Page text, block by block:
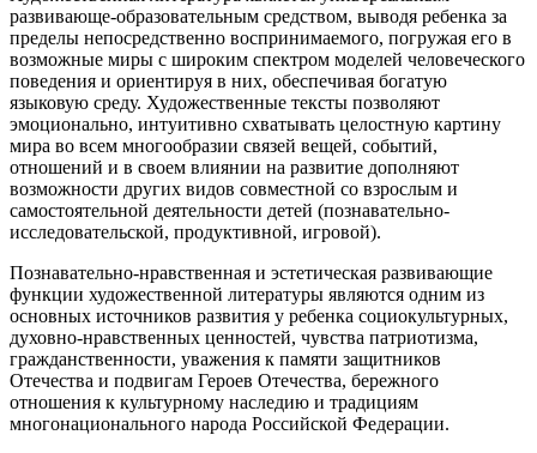
развивающе-образовательным средством, выводя ребенка за
пределы непосредственно воспринимаемого, погружая его в
возможные миры с широким спектром моделей человеческого
поведения и ориентируя в них, обеспечивая богатую
языковую среду. Художественные тексты позволяют
эмоционально, интуитивно схватывать целостную картину
мира во всем многообразии связей вещей, событий,
отношений и в своем влиянии на развитие дополняют
возможности других видов совместной со взрослым и
самостоятельной деятельности детей (познавательно-
исследовательской, продуктивной, игровой).
Познавательно-нравственная и эстетическая развивающие
функции художественной литературы являются одним из
основных источников развития у ребенка социокультурных,
духовно-нравственных ценностей, чувства патриотизма,
гражданственности, уважения к памяти защитников
Отечества и подвигам Героев Отечества, бережного
отношения к культурному наследию и традициям
многонационального народа Российской Федерации.